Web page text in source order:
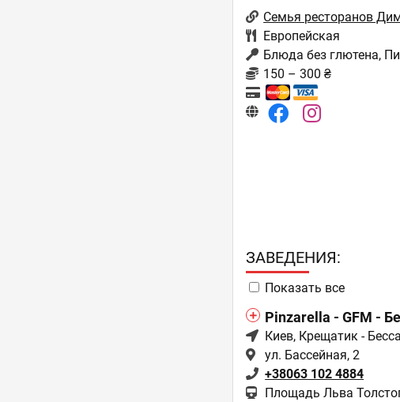
Семья ресторанов
Европейская
Блюда без глютена,
150 – 300 ₴
ЗAВЕДЕНИЯ:
Показать все
Pinzarella - GFM -
Киев, Крещатик -
ул. Бассейная, 2
+38063 102 4884
Площадь Льва